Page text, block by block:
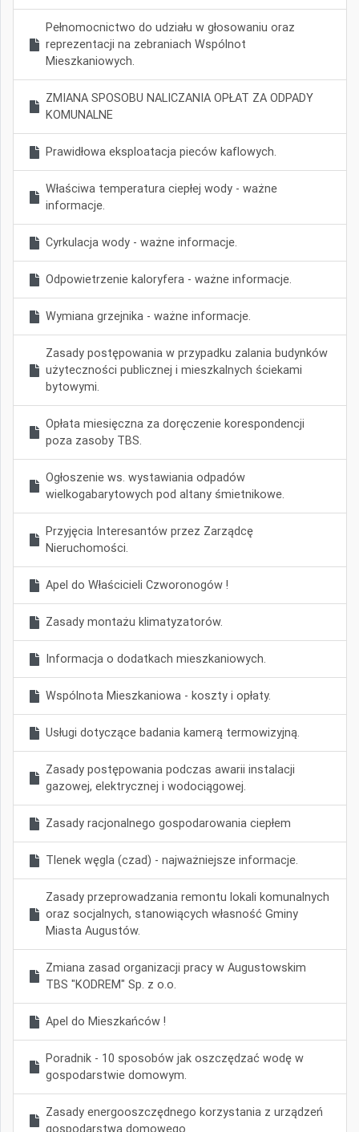
Pełnomocnictwo do udziału w głosowaniu oraz
reprezentacji na zebraniach Wspólnot
Mieszkaniowych.
ZMIANA SPOSOBU NALICZANIA OPŁAT ZA ODPADY
KOMUNALNE
Prawidłowa eksploatacja pieców kaflowych.
Właściwa temperatura ciepłej wody - ważne
informacje.
Cyrkulacja wody - ważne informacje.
Odpowietrzenie kaloryfera - ważne informacje.
Wymiana grzejnika - ważne informacje.
Zasady postępowania w przypadku zalania budynków
użyteczności publicznej i mieszkalnych ściekami
bytowymi.
Opłata miesięczna za doręczenie korespondencji
poza zasoby TBS.
Ogłoszenie ws. wystawiania odpadów
wielkogabarytowych pod altany śmietnikowe.
Przyjęcia Interesantów przez Zarządcę
Nieruchomości.
Apel do Właścicieli Czworonogów !
Zasady montażu klimatyzatorów.
Informacja o dodatkach mieszkaniowych.
Wspólnota Mieszkaniowa - koszty i opłaty.
Usługi dotyczące badania kamerą termowizyjną.
Zasady postępowania podczas awarii instalacji
gazowej, elektrycznej i wodociągowej.
Zasady racjonalnego gospodarowania ciepłem
Tlenek węgla (czad) - najważniejsze informacje.
Zasady przeprowadzania remontu lokali komunalnych
oraz socjalnych, stanowiących własność Gminy
Miasta Augustów.
Zmiana zasad organizacji pracy w Augustowskim
TBS "KODREM" Sp. z o.o.
Apel do Mieszkańców !
Poradnik - 10 sposobów jak oszczędzać wodę w
gospodarstwie domowym.
Zasady energooszczędnego korzystania z urządzeń
gospodarstwa domowego